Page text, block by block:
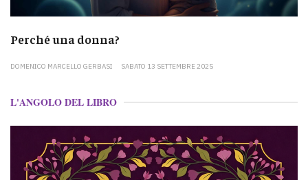
Perché una donna?
DOMENICO MARCELLO GERBASI SABATO 13 SETTEMBRE 2025
L'ANGOLO DEL LIBRO